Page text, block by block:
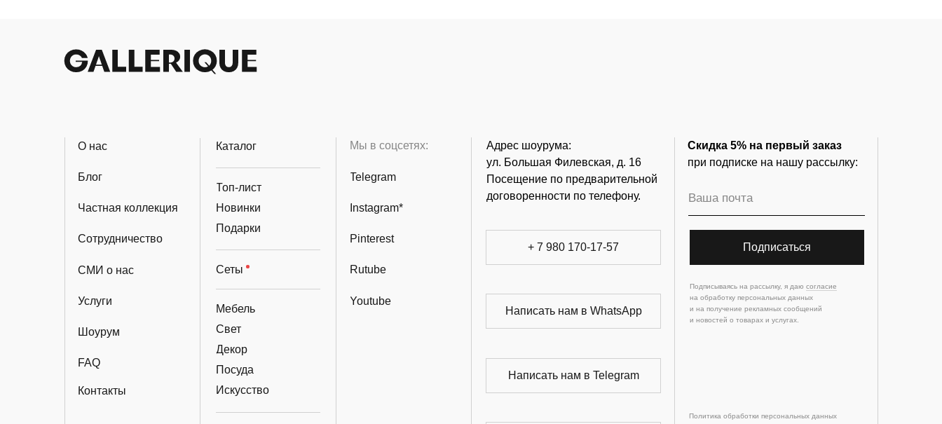
Скидка 5% на первый заказ
при подписке на нашу рассылку:
Адрес шоурума:
ул. Большая Филевская, д. 16
Посещение по предварительной
договоренности по телефону.
Мы в соцсетях:
Подписываясь на рассылку, я даю согласие
на обработку персональных данных
и на получение рекламных сообщений
и новостей о товарах и услугах.
Каталог
Политика обработки персональных данных
О нас
Блог
Частная коллекция
Сотрудничество
Топ-лист
Новинки
Подарки
Сеты
Мебель
Свет
Декор
Посуда
Искусство
Instagram*
Telegram
Услуги
+ 7 980 170-17-57
Написать нам в WhatsApp
Написать нам в Telegram
СМИ о нас
Шоурум
FAQ
Контакты
Pinterest
Rutube
Youtube
Подписаться